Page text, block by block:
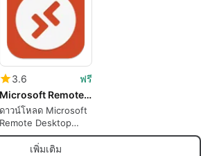
3.6
ฟรี
Microsoft Remote Desktop
ดาวน์โหลด Microsoft
Remote Desktop
สำหรับ Mac: การเข้า
ถึงที่ปลอดภัยทุกที่
เพิ่มเติม